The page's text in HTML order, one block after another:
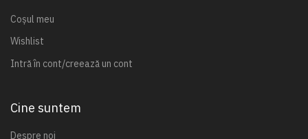
Coșul meu
Wishlist
Intră în cont/creează un cont
Cine suntem
Despre noi